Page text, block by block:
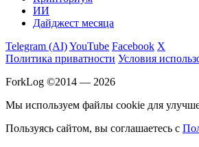
ИИ
Дайджест месяца
Telegram (AI)YouTube Facebook X
Политика приватности Условия
ForkLog ©2014 — 2026
Мы используем файлы cookie для
Пользуясь сайтом, вы соглашаетесь с